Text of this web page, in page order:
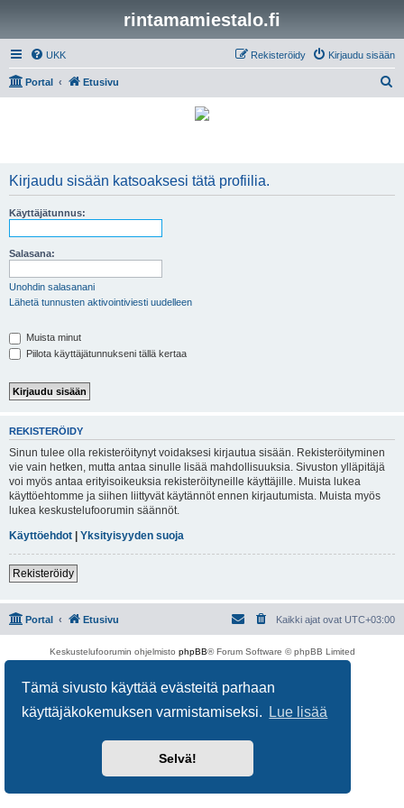
Tämä sivusto käyttää evästeitä parhaan
käyttäjäkokemuksen varmistamiseksi.
Lue lisää
Selvä!
rintamamiestalo.fi
UKK Kirjaudu sisään
Rekisteröidy
Portal Etusivu
Kirjaudu sisään katsoaksesi tätä profiilia.
Käyttäjätunnus:
Salasana:
Unohdin salasanani
Lähetä tunnusten aktivointiviesti uudelleen
Muista minut
Piilota käyttäjätunnukseni tällä kertaa
REKISTERÖIDY
Sinun tulee olla rekisteröitynyt voidaksesi kirjautua sisään. Rekisteröityminen
vie vain hetken, mutta antaa sinulle lisää mahdollisuuksia. Sivuston ylläpitäjä
voi myös antaa erityisoikeuksia rekisteröityneille käyttäjille. Muista lukea
käyttöehtomme ja siihen liittyvät käytännöt ennen kirjautumista. Muista myös
lukea keskustelufoorumin säännöt.
Käyttöehdot | Yksityisyyden suoja
Rekisteröidy
Portal Etusivu Kaikki ajat ovat UTC+03:00
Keskustelufoorumin ohjelmisto phpBB® Forum Software © phpBB Limited
Yksityisyys|Ehdot